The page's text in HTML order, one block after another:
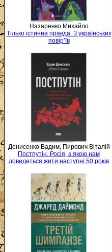
Назаренко Михайло
Тілько істинна правда. З українських
повір’їв
Денисенко Вадим, Пирович Віталій
Постпутін. Росія, з якою нам
доведеться жити наступні 50 років